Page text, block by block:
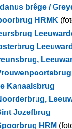
brêge /
HRMK
Kanaalsbrug
Jozefbrug
HRM